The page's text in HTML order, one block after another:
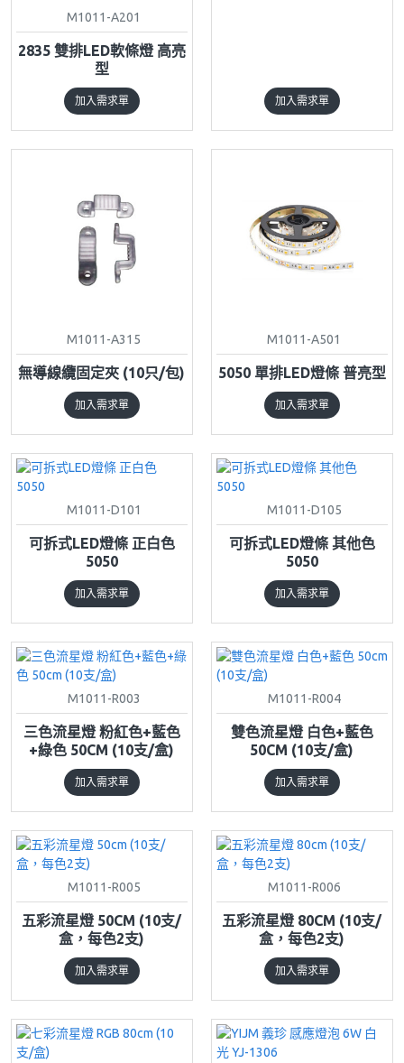
M1011-A201
2835 雙排LED軟條燈 高亮
型
加入需求單 加入需求單
M1011-A315
無導線纜固定夾 (10只/包)
加入需求單
M1011-A501
5050 單排LED燈條 普亮型
加入需求單
M1011-D101
可拆式LED燈條 正白色
5050
加入需求單
M1011-D105
可拆式LED燈條 其他色
5050
加入需求單
M1011-R003
三色流星燈 粉紅色+藍色
+綠色 50CM (10支/盒)
加入需求單
M1011-R004
雙色流星燈 白色+藍色
50CM (10支/盒)
加入需求單
M1011-R005
五彩流星燈 50CM (10支/
盒，每色2支)
加入需求單
M1011-R006
五彩流星燈 80CM (10支/
盒，每色2支)
加入需求單